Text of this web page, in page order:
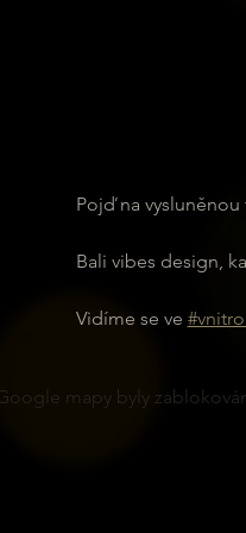
Pojď na vysluněnou
Bali vibes design,
Vidíme se ve
mapy byly